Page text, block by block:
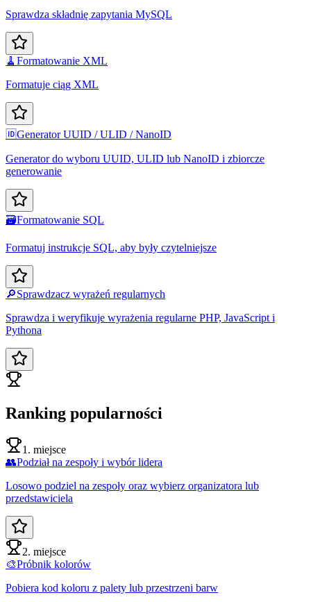
Sprawdza składnię zapytania MySQL
🧹 Formatowanie XML
Formatuje ciąg XML
🆔Generator UUID / ULID / NanoID
Generator do wyboru UUID, ULID lub NanoID i zbiorcze
generowanie
🗃️Formatowanie SQL
Formatuj instrukcje SQL, aby były czytelniejsze
🔎Sprawdzacz wyrażeń regularnych
Sprawdza i weryfikuje wyrażenia regularne PHP, JavaScript i
Pythona
Ranking popularności
1. miejsce
👥Podział na zespoły i wybór lidera
Losowo podziel na zespoły oraz wybierz organizatora lub
przedstawiciela
2. miejsce
🎨Próbnik kolorów
Pobiera kod koloru z palety lub przestrzeni barw